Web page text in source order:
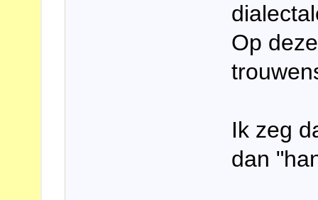
Op
Ik zeg
dan